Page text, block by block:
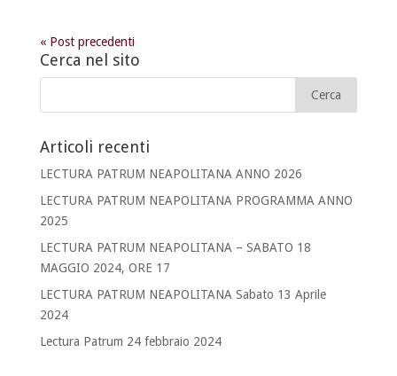
« Post precedenti
Cerca nel sito
Articoli recenti
LECTURA PATRUM NEAPOLITANA ANNO 2026
LECTURA PATRUM NEAPOLITANA PROGRAMMA ANNO
2025
LECTURA PATRUM NEAPOLITANA – SABATO 18
MAGGIO 2024, ORE 17
LECTURA PATRUM NEAPOLITANA Sabato 13 Aprile
2024
Lectura Patrum 24 febbraio 2024